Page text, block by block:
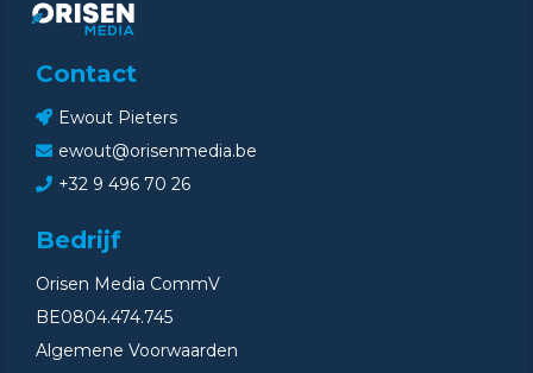
Contact
Ewout Pieters
ewout@orisenmedia.be
+32 9 496 70 26
Bedrijf
Orisen Media CommV
BE0804.474.745
Algemene Voorwaarden